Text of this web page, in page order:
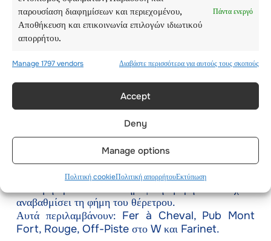
παρουσίαση διαφημίσεων και περιεχομένου,
Αποθήκευση και επικοινωνία επιλογών ιδιωτικού
απορρήτου.
Πάντα ενεργό
Manage 1797 vendors Διαβάστε περισσότερα για αυτούς τους σκοπούς
Accept
Deny
Manage options
Πολιτική cookieΠολιτική απορρήτουΕκτύπωση
εκπληκτική θέα πριν κατέβουν σε μη πατημένη
πούδρα.
Ο παγετώνας Trient, το Rosablanche, το Petit
Combin και το Pigne d’Arolla προσφέρουν
αξέχαστες καταβάσεις σε καθαρό έδαφος υψηλών
βουνών.
Après-ski
Το Après-ski αναγνωρίστηκε σε όλο τον κόσμο για
την κοσμοπολίτικη και ξεσηκωτική νυχτερινή ζωή
του.
Από τις πίστες, θα χρειαστεί να κάνετε μόνο μια
αναβαθμίσει τη φήμη του θέρετρου.
Αυτά περιλαμβάνουν: Fer à Cheval, Pub Mont
Fort, Rouge, Off-Piste στο W και Farinet.